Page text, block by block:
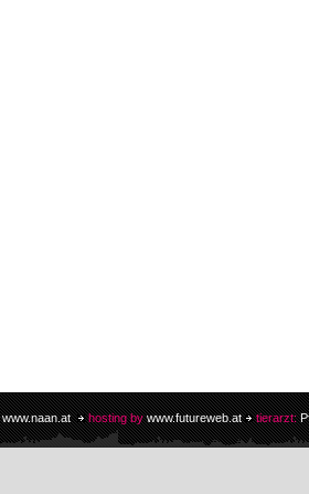
www.naan.at hosting by www.futureweb.at tierarzt: